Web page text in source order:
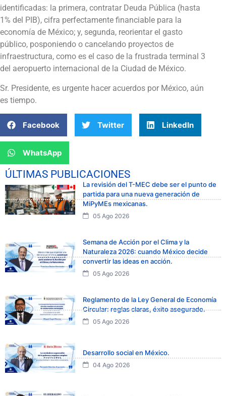
identificadas: la primera, contratar Deuda Pública (hasta
1% del PIB), cifra perfectamente financiable para la
economía de México; y, segunda, reorientar el gasto
público, posponiendo o cancelando proyectos de
infraestructura, como es el caso de la frustrada terminal 3
del aeropuerto internacional de la Ciudad de México.
Sr. Presidente, es urgente hacer acuerdos por México, aún
es tiempo.
Facebook Twitter LinkedIn
WhatsApp
ÚLTIMAS PUBLICACIONES
La revisión del T-MEC debe ser el punto de
partida para una nueva generación de
MiPyMEs mexicanas.
05 Ago 2026
Semana de Acción por el Clima y la
Naturaleza 2026: cuando México decide
convertir las ideas en acción.
05 Ago 2026
Reglamento de la Ley General de Economía
Circular: reglas claras, éxito asegurado.
05 Ago 2026
Desarrollo social en México.
04 Ago 2026